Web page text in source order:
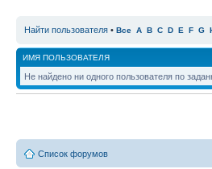
Найти пользователя • Все A B C D E F G
ИМЯ ПОЛЬЗОВАТЕЛЯ
Не найдено ни одного пользователя по
Список форумов